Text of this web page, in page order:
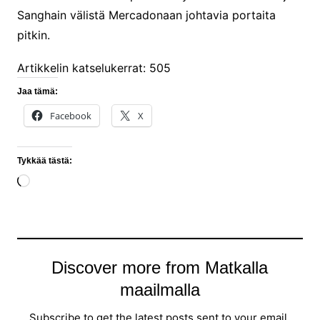
Sanghain välistä Mercadonaan johtavia portaita
pitkin.
Artikkelin katselukerrat: 505
Jaa tämä:
Facebook X
Tykkää tästä:
Loading…
Discover more from Matkalla
maailmalla